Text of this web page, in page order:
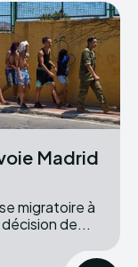
Madrid
migratoire à
de...